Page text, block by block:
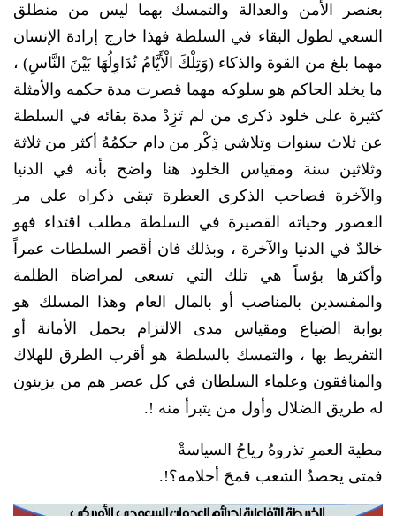
بعنصر الأمن والعدالة والتمسك بهما ليس من منطلق
السعي لطول البقاء في السلطة فهذا خارج إرادة الإنسان
مهما بلغ من القوة والذكاء (وَتِلْكَ الْأَيَّامُ نُدَاوِلُهَا بَيْنَ النَّاسِ) ،
ما يخلد الحاكم هو سلوكه مهما قصرت مدة حكمه والأمثلة
كثيرة على خلود ذكرى من لم تَزِدْ مدة بقائه في السلطة
عن ثلاث سنوات وتلاشي ذِكْر من دام حكمُهُ أكثر من ثلاثة
وثلاثين سنة ومقياس الخلود هنا واضح بأنه في الدنيا
والآخرة فصاحب الذكرى العطرة تبقى ذكراه على مر
العصور وحياته القصيرة في السلطة مطلب اقتداء فهو
خالدٌ في الدنيا والآخرة ، وبذلك فان أقصر السلطات عمراً
وأكثرها بؤساً هي تلك التي تسعى لمراضاة الظلمة
والمفسدين بالمناصب أو بالمال العام وهذا المسلك هو
بوابة الضياع ومقياس مدى الالتزام بحمل الأمانة أو
التفريط بها ، والتمسك بالسلطة هو أقرب الطرق للهلاك
والمنافقون وعلماء السلطان في كل عصر هم من يزينون
له طريق الضلال وأول من يتبرأ منه !.
مطية العمرِ تذروهُ رياحُ السياسةْ
فمتى يحصدُ الشعب قمحَ أحلامه؟!.